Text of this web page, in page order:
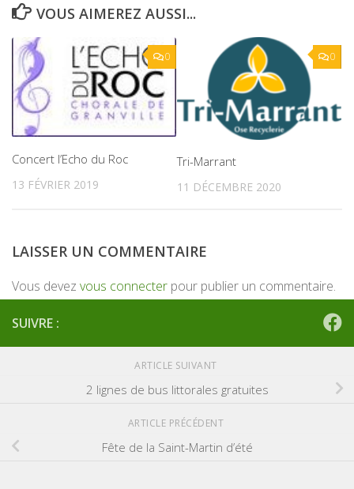
VOUS AIMEREZ AUSSI...
0
Concert l’Echo du Roc
13 FÉVRIER 2019
0
Tri-Marrant
11 DÉCEMBRE 2020
LAISSER UN COMMENTAIRE
Vous devez vous connecter pour publier un commentaire.
SUIVRE :
ARTICLE SUIVANT
2 lignes de bus littorales gratuites
ARTICLE PRÉCÉDENT
Fête de la Saint-Martin d’été